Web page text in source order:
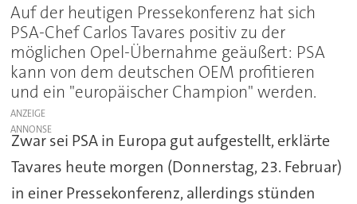
Auf der heutigen Pressekonferenz hat sich
PSA-Chef Carlos Tavares positiv zu der
möglichen Opel-Übernahme geäußert: PSA
kann von dem deutschen OEM profitieren
und ein "europäischer Champion" werden.
ANZEIGE
Zwar sei PSA in Europa gut aufgestellt, erklärte
Tavares heute morgen (Donnerstag, 23. Februar)
in einer Pressekonferenz, allerdings stünden